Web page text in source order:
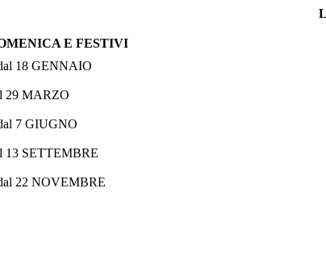
E FESTIVI
18 GENNAIO
29 MARZO
7 GIUGNO
13 SETTEMBRE
22 NOVEMBRE